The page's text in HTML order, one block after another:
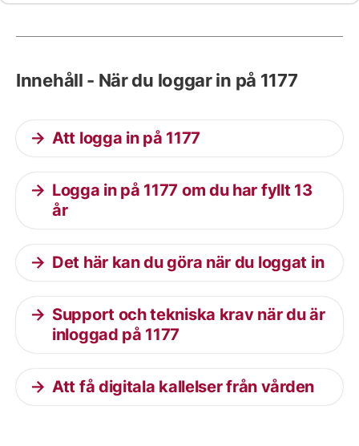
Innehåll - När du loggar in på 1177
Att logga in på 1177
Logga in på 1177 om du har fyllt 13
år
Det här kan du göra när du loggat in
Support och tekniska krav när du är
inloggad på 1177
Att få digitala kallelser från vården